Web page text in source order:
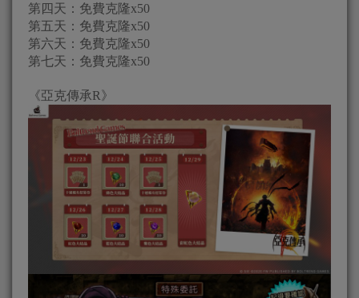
第四天：免費克隆x50
第五天：免費克隆x50
第六天：免費克隆x50
第七天：免費克隆x50
《亞克傳承R》